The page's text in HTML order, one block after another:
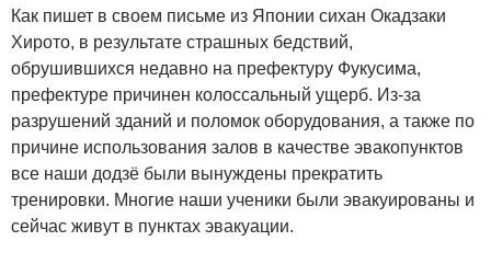
Как пишет в своем письме из Японии сихан Окадзаки
Хирото, в результате страшных бедствий,
обрушившихся недавно на префектуру Фукусима,
префектуре причинен колоссальный ущерб. Из-за
разрушений зданий и поломок оборудования, а также по
причине использования залов в качестве эвакопунктов
все наши додзё были вынуждены прекратить
тренировки. Многие наши ученики были эвакуированы и
сейчас живут в пунктах эвакуации.